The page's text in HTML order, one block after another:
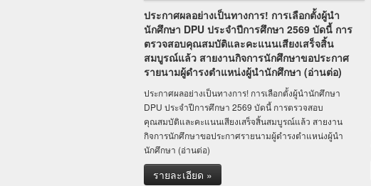
ประกาศผลอย่างเป็นทางการ! การเลือกตั้งผู้นำ
นักศึกษา DPU ประจำปีการศึกษา 2569 บัดนี้ การ
ตรวจสอบคุณสมบัติและคะแนนเสียงเสร็จสิ้น
สมบูรณ์แล้ว สายงานกิจการนักศึกษาขอประกาศ
รายนามผู้ดำรงตำแหน่งผู้นำนักศึกษา (อ่านต่อ)
ประกาศผลอย่างเป็นทางการ! การเลือกตั้งผู้นำนักศึกษา
DPU ประจำปีการศึกษา 2569 บัดนี้ การตรวจสอบ
คุณสมบัติและคะแนนเสียงเสร็จสิ้นสมบูรณ์แล้ว สายงาน
กิจการนักศึกษาขอประกาศรายนามผู้ดำรงตำแหน่งผู้นำ
นักศึกษา (อ่านต่อ)
รายละเอียด »